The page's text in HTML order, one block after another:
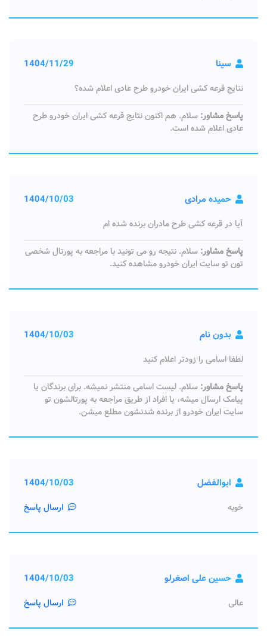
سینا 1404/11/29
نتایج قرعه کشی ایران خودرو طرح عادی اعلام شده؟
پاسخ مشاور: سلام. هم اکنون نتایج قرعه کشی ایران خودرو طرح
عادی اعلام شده است.
حمیده مرادی 1404/10/03
آیا در قرعه کشی طرح مادران برنده شده ام
پاسخ مشاور: سلام. نتیجه رو می تونید با مراجعه به پورتال شخصی
تون تو سایت ایران خودرو مشاهده کنید.
بدون نام 1404/10/03
لطفا اسامی را زودتر اعلام کنید
پاسخ مشاور: سلام. لیست اسامی منتشر نمیشه. برای برندگان یا
پیامک ارسال میشه، یا افراد از طریق مراجعه به پورتالشون تو
سایت ایران خودرو از برنده شدنشون مطلع میشن.
ابوالفضل 1404/10/03
خوبه ارسال پاسخ
حسین علی اصغرلو 1404/10/03
عالی ارسال پاسخ